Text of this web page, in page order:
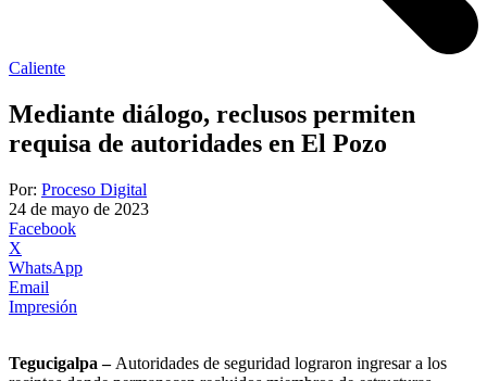
Caliente
Mediante diálogo, reclusos permiten
requisa de autoridades en El Pozo
Por: Proceso Digital
24 de mayo de 2023
Facebook
X
WhatsApp
Email
Impresión
Tegucigalpa – Autoridades de seguridad lograron ingresar a los